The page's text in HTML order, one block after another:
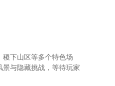
下山区等多个特色场
与隐藏挑战，等待玩家